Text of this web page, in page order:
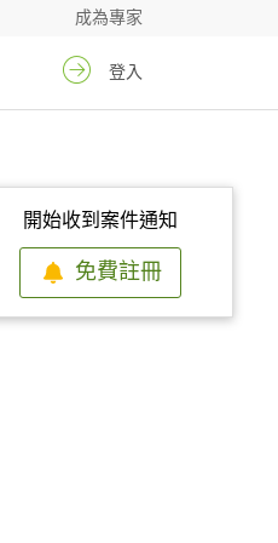
成為專家
登入
開始收到案件通知
免費註冊